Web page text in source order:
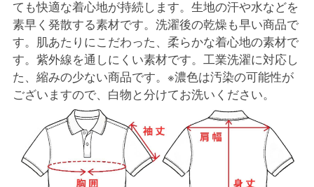
ても快適な着心地が持続します。生地の汗や水などを
素早く発散する素材です。洗濯後の乾燥も早い商品で
す。肌あたりにこだわった、柔らかな着心地の素材で
す。紫外線を通しにくい素材です。工業洗濯に対応し
た、縮みの少ない商品です。※濃色は汚染の可能性が
ございますので、白物と分けてお洗いください。